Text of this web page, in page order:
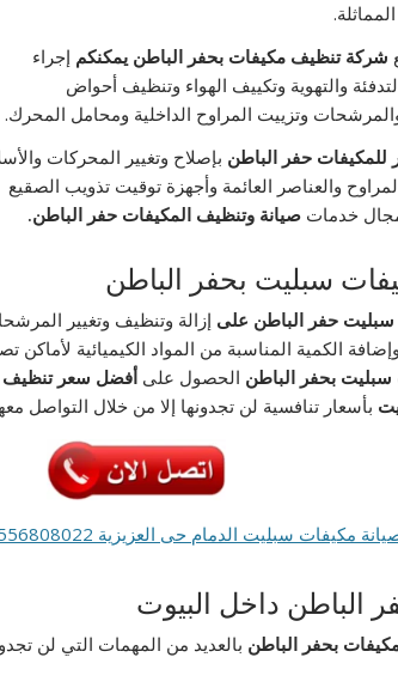
شركة تنظيف مكيفات بحفر الباطن يمكنكم إجراء
والتهوية وتكييف الهواء وتنظيف أحواض
وتزييت المراوح الداخلية ومحامل المحرك.
للمكيفات حفر الباطن بإصلاح وتغيير المحركات
والعناصر العائمة وأجهزة توقيت تذويب الصقيع
مجال خدمات صيانة وتنظيف المكيفات حفر الباطن.
سبليت بحفر الباطن
حفر الباطن على إزالة وتنظيف وتغيير
الكمية المناسبة من المواد الكيميائية
بحفر الباطن الحصول على أفضل سعر
بأسعار تنافسية لن تجدونها إلا من خلال التواصل
مكيفات سبليت الدمام حى العزيزية 0556808022
الباطن داخل البيوت
بحفر الباطن بالعديد من المهمات التي لن